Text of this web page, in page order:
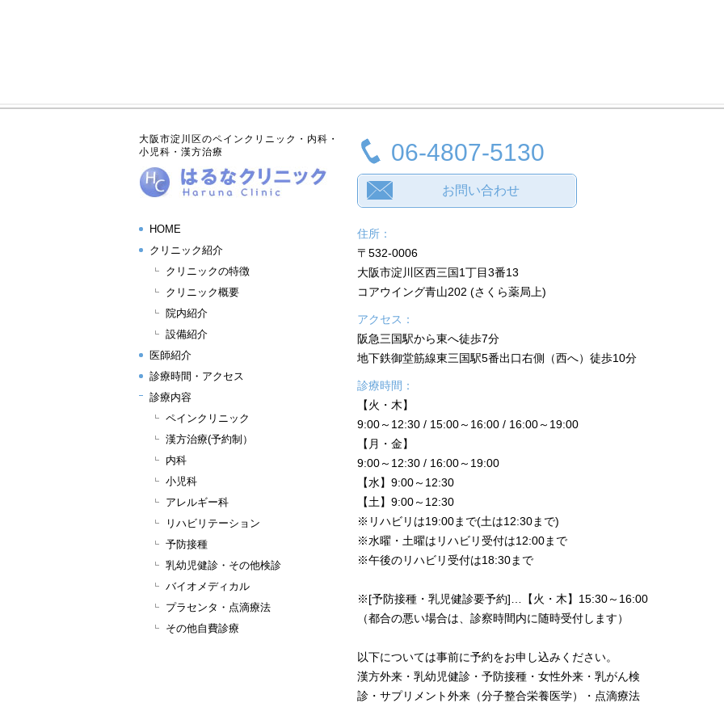
大阪市淀川区のペインクリニック・内科・
小児科・漢方治療
HOME
クリニック紹介
クリニックの特徴
クリニック概要
院内紹介
設備紹介
医師紹介
診療時間・アクセス
診療内容
ペインクリニック
漢方治療(予約制）
内科
小児科
アレルギー科
リハビリテーション
予防接種
乳幼児健診・その他検診
バイオメディカル
プラセンタ・点滴療法
その他自費診療
06-4807-5130
お問い合わせ
住所：
〒532-0006
大阪市淀川区西三国1丁目3番13
コアウイング青山202 (さくら薬局上)
アクセス：
阪急三国駅から東へ徒歩7分
地下鉄御堂筋線東三国駅5番出口右側（西へ）徒歩10分
診療時間：
【火・木】
9:00～12:30 / 15:00～16:00 / 16:00～19:00
【月・金】
9:00～12:30 / 16:00～19:00
【水】9:00～12:30
【土】9:00～12:30
※リハビリは19:00まで(土は12:30まで)
※水曜・土曜はリハビリ受付は12:00まで
※午後のリハビリ受付は18:30まで
※[予防接種・乳児健診要予約]…【火・木】15:30～16:00
（都合の悪い場合は、診察時間内に随時受付します）
以下については事前に予約をお申し込みください。
漢方外来・乳幼児健診・予防接種・女性外来・乳がん検
診・サプリメント外来（分子整合栄養医学）・点滴療法